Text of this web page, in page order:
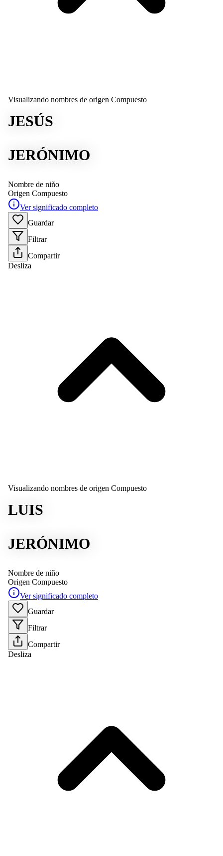
Visualizando nombres de origen Compuesto
JESÚS
JERÓNIMO
Nombre de niño
Origen Compuesto
Ver significado completo
Guardar
Filtrar
Compartir
Desliza
Visualizando nombres de origen Compuesto
LUIS
JERÓNIMO
Nombre de niño
Origen Compuesto
Ver significado completo
Guardar
Filtrar
Compartir
Desliza